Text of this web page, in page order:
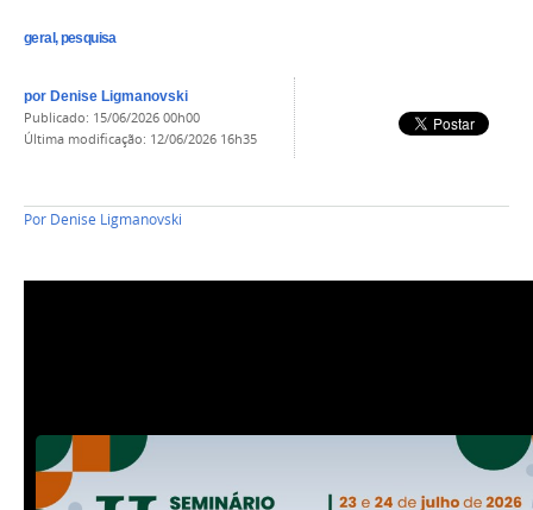
geral, pesquisa
por Denise Ligmanovski
publicado: 15/06/2026 00h00
última modificação: 12/06/2026 16h35
Por Denise Ligmanovski